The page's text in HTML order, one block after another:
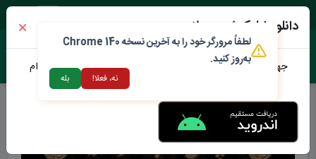
دانلود اپلیکیشن محلات من
جهت دانلود نرم افزار محلات من می توانید از طریق لینک زیر اقدام
لطفاً مرورگر خود را به آخرین نسخه Chrome 140
به‌روز کنید.
نه، فعلا! بله